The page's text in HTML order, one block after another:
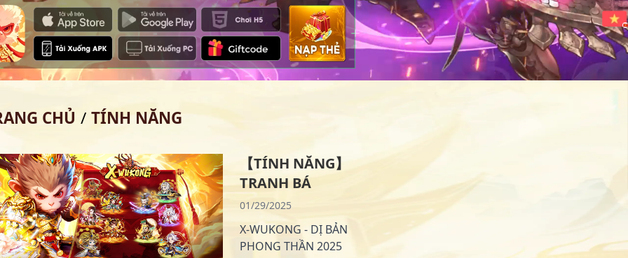
CHỦ / TÍNH NĂNG
【TÍNH NĂNG】
TRANH BÁ
01/29/2025
X-WUKONG - DỊ BẢN
PHONG THẦN 2025
🇻🇳